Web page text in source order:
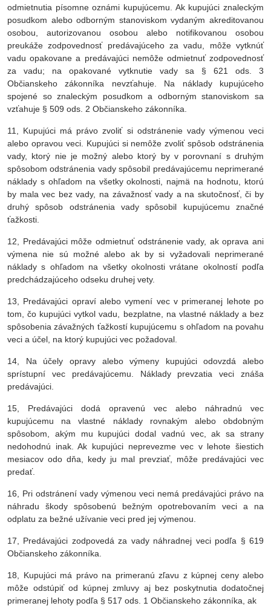
odmietnutia písomne oznámi kupujúcemu. Ak kupujúci znaleckým
posudkom alebo odborným stanoviskom vydaným akreditovanou
osobou, autorizovanou osobou alebo notifikovanou osobou
preukáže zodpovednosť predávajúceho za vadu, môže vytknúť
vadu opakovane a predávajúci nemôže odmietnuť zodpovednosť
za vadu; na opakované vytknutie vady sa § 621 ods. 3
Občianskeho zákonníka nevzťahuje. Na náklady kupujúceho
spojené so znaleckým posudkom a odborným stanoviskom sa
vzťahuje § 509 ods. 2 Občianskeho zákonníka.
11, Kupujúci má právo zvoliť si odstránenie vady výmenou veci
alebo opravou veci. Kupujúci si nemôže zvoliť spôsob odstránenia
vady, ktorý nie je možný alebo ktorý by v porovnaní s druhým
spôsobom odstránenia vady spôsobil predávajúcemu neprimerané
náklady s ohľadom na všetky okolnosti, najmä na hodnotu, ktorú
by mala vec bez vady, na závažnosť vady a na skutočnosť, či by
druhý spôsob odstránenia vady spôsobil kupujúcemu značné
ťažkosti.
12, Predávajúci môže odmietnuť odstránenie vady, ak oprava ani
výmena nie sú možné alebo ak by si vyžadovali neprimerané
náklady s ohľadom na všetky okolnosti vrátane okolností podľa
predchádzajúceho odseku druhej vety.
13, Predávajúci opraví alebo vymení vec v primeranej lehote po
tom, čo kupujúci vytkol vadu, bezplatne, na vlastné náklady a bez
spôsobenia závažných ťažkostí kupujúcemu s ohľadom na povahu
veci a účel, na ktorý kupujúci vec požadoval.
14, Na účely opravy alebo výmeny kupujúci odovzdá alebo
sprístupní vec predávajúcemu. Náklady prevzatia veci znáša
predávajúci.
15, Predávajúci dodá opravenú vec alebo náhradnú vec
kupujúcemu na vlastné náklady rovnakým alebo obdobným
spôsobom, akým mu kupujúci dodal vadnú vec, ak sa strany
nedohodnú inak. Ak kupujúci neprevezme vec v lehote šiestich
mesiacov odo dňa, kedy ju mal prevziať, môže predávajúci vec
predať.
16, Pri odstránení vady výmenou veci nemá predávajúci právo na
náhradu škody spôsobenú bežným opotrebovaním veci a na
odplatu za bežné užívanie veci pred jej výmenou.
17, Predávajúci zodpovedá za vady náhradnej veci podľa § 619
Občianskeho zákonníka.
18, Kupujúci má právo na primeranú zľavu z kúpnej ceny alebo
môže odstúpiť od kúpnej zmluvy aj bez poskytnutia dodatočnej
primeranej lehoty podľa § 517 ods. 1 Občianskeho zákonníka, ak